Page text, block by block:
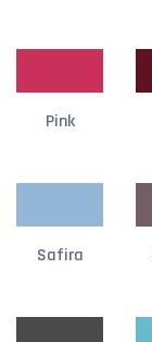
Pink
Safira